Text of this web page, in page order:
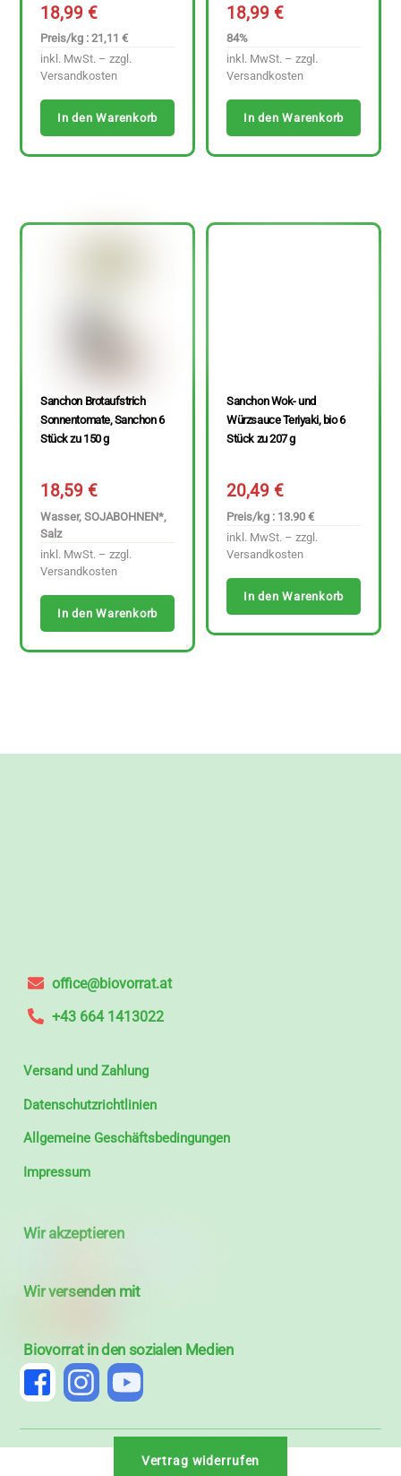
18,99€
Preis/kg : 21,11 €
inkl. MwSt. – zzgl.
Versandkosten
In den Warenkorb
18,99€
84%
inkl. MwSt. – zzgl.
Versandkosten
In den Warenkorb
Sanchon Brotaufstrich
Sonnentomate, Sanchon 6
Stück zu 150 g
18,59€
Wasser, SOJABOHNEN*,
Salz
inkl. MwSt. – zzgl.
Versandkosten
In den Warenkorb
Sanchon Wok- und
Würzsauce Teriyaki, bio 6
Stück zu 207 g
20,49€
Preis/kg : 13.90 €
inkl. MwSt. – zzgl.
Versandkosten
In den Warenkorb
office@biovorrat.at
+43 664 1413022
Versand und Zahlung
Datenschutzrichtlinien
Allgemeine Geschäftsbedingungen
Impressum
Wir akzeptieren
Wir versenden mit
Biovorrat in den sozialen Medien
Vertrag widerrufen